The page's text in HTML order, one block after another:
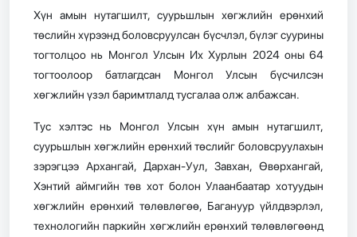
Хүн амын нутагшилт, суурьшлын хөгжлийн ерөнхий
төслийн хүрээнд боловсруулсан бүсчлэл, бүлэг суурины
тогтолцоо нь Монгол Улсын Их Хурлын 2024 оны 64
тогтоолоор батлагдсан Монгол Улсын бүсчилсэн
хөгжлийн үзэл баримтлалд тусгалаа олж албажсан.
Тус хэлтэс нь Монгол Улсын хүн амын нутагшилт,
суурьшлын хөгжлийн ерөнхий төслийг боловсруулахын
зэрэгцээ Архангай, Дархан-Уул, Завхан, Өвөрхангай,
Хэнтий аймгийн төв хот болон Улаанбаатар хотуудын
хөгжлийн ерөнхий төлөвлөгөө, Багануур үйлдвэрлэл,
технологийн паркийн хөгжлийн ерөнхий төлөвлөгөөнд